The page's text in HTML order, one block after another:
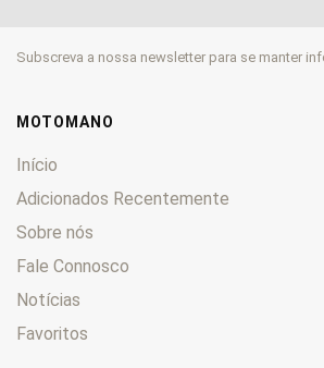
Paddock 0
Revolution
Senda 0
Sport
TTS 0
Turismo
Vamos
Subscreva a nossa newsletter para se manter
MOTOMANO
Início
Adicionados Recentemente
Sobre nós
Fale Connosco
Notícias
Favoritos